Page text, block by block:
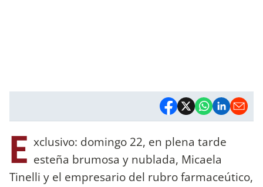
E xclusivo: domingo 22, en plena tarde
esteña brumosa y nublada, Micaela
Tinelli y el empresario del rubro farmaceútico,